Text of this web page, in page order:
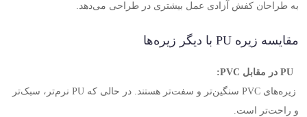
به طراحان کفش آزادی عمل بیشتری در طراحی می‌دهد.
مقایسه زیره PU با دیگر زیره‌ها
PU در مقابل PVC
:
زیره‌های PVC سنگین‌تر و سفت‌تر هستند. در حالی که PU نرم‌تر، سبک‌تر
و راحت‌تر است.